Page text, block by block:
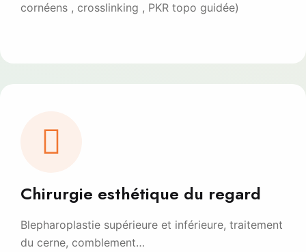
cornéens , crosslinking , PKR topo guidée)
Chirurgie esthétique du regard
Blepharoplastie supérieure et inférieure, traitement
du cerne, comblement…